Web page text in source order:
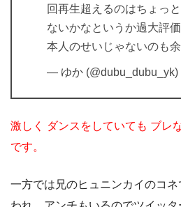
回再生超えるのはちょっ
ないかなというか過大評
本人のせいじゃないのも
— ゆか (@dubu_dubu_yk)
激しく ダンスをしていても ブレ
です。
一方では兄のヒュニンカイのコ